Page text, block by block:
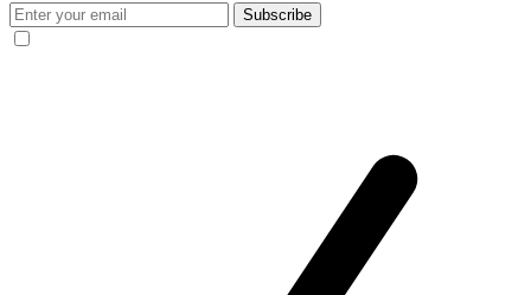
Subscribe